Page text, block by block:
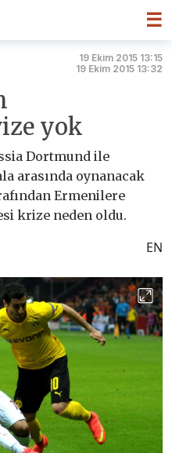
☰
19 Ekim 2015 13:15
19 Ekim 2015 13:32
yok
Dortmund ile
arasında oynanacak
Ermenilere
krize neden oldu.
EN